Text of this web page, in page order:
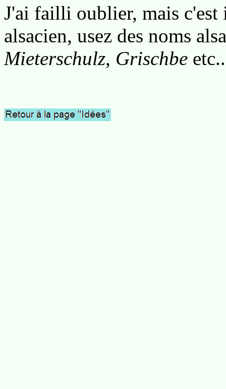
J'ai failli oublier, mais c'est
alsacien, usez des noms
Mieterschulz, Grischbe